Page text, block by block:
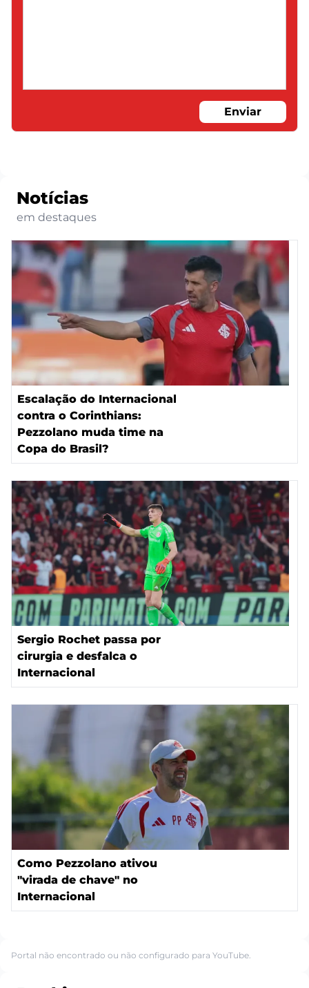
Enviar
Notícias
em destaques
Escalação do Internacional
contra o Corinthians:
Pezzolano muda time na
Copa do Brasil?
Sergio Rochet passa por
cirurgia e desfalca o
Internacional
Como Pezzolano ativou
"virada de chave" no
Internacional
Portal não encontrado ou não configurado para YouTube.